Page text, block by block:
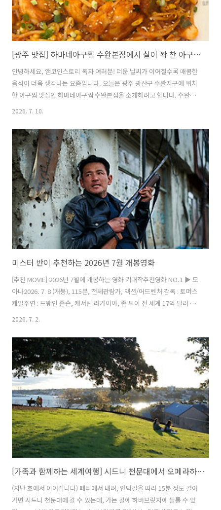
[광주 맛집] 하마네아구찜 수완본점에서 살이 꽉 찬 아구찜과 만나다!
안녕하세요, 앰코인스토리 독자 여러분! 더운 날씨가 이어질수록 매콤한
음식이 더욱 생각나는 요즘입니다. 오늘은 광주 광산구 수완지구에 위치
한 아구찜 맛집인 하마네아구찜 수완본점을 소개하려고 합니다. 수완지
구에서 꾸준히 입소문을 타고 있는 맛집으로, 살이 꽉 찬 아구와 깊고 진
식사는 물론, 가족 외식이나 모임 장소로도 만족스러웠던 곳이라 필자도
직접 다녀와 보았습니다. 하마네아구찜 수완본점은 넓고 쾌적한 매장 분
위기가 가장 먼저 눈에 들어왔습니다. 테이블 간격도 여유로워 편안하게
식사할 수 있었고, 단체석과 룸도 마련되어 있어 가족 모임이나 회식 장
소로도 안성맞춤이었습니다. 또한, 포장과 배달이 가능해 집에서도 편하
게 즐길 수 있으며,..
2026. 7. 10.
미스터 반이 추천하는 2026년 7월 개봉영화
[추천 MOVIE] 2026년 7월에 개봉하는 영화 기대작추천영화 NO.1 ▶ 모
아나2026. 7. 8 (개봉), 115분, 전체관람가, 액션/어드벤처 감독 : 토머스
케일주연 : 드웨인 존슨, 캐서린 라가이아, 존 투이 전 세계 17억 달러 흥
행 신화를 기록한 애니메이션 원작!디즈니 최고의 오션 어드벤처 모아나
투누이 섬의 소녀 모아나. 어느 날 모투누이에 깊은 어둠이 드리우자, 모
아나는 저주에 빠진 섬을 구하기 위해 전설의 영웅 마우이를 찾아, 그와
함께 운명을 건 항해에 나선다. 눈부신 파도, 거대한 모험, 그리고 운명을
바꿀 항해! 오감을 깨울 환상적인 바다가 생생하게 펼쳐진다. 영상출처 :
https://youtu.be/izun..
2026. 7. 2.
[가족과 함께하는 세계여행] 시드니 천문대에서 오페라하우스까지
(지난 호에서 이어집니다) 페리에서 내려, 언덕길을 따라 15분 정도 걸어
가면 시드니 천문대에 갈 수 있는데, 가는 길에 하버브릿지에 들를 수 있